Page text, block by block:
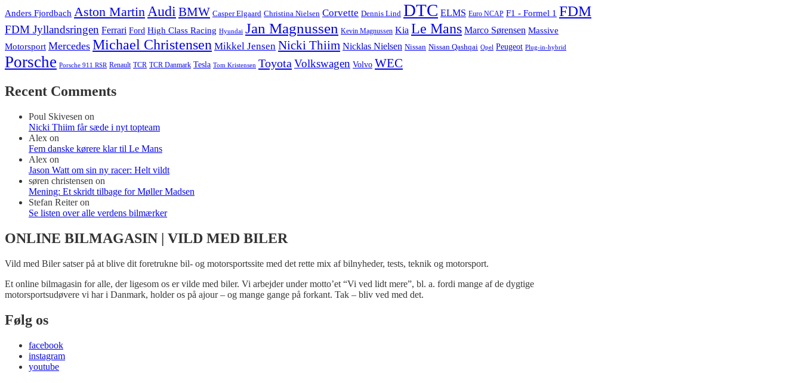
Anders Fjordbach Aston Martin Audi BMW Casper Elgaard Christina Nielsen Corvette Dennis Lind DTC ELMS Euro NCAP F1 - Formel 1 FDM
FDM Jyllandsringen Ferrari Ford High Class Racing Hyundai Jan Magnussen Kevin Magnussen Kia Le Mans Marco Sørensen Massive
Motorsport Mercedes Michael Christensen Mikkel Jensen Nicki Thiim Nicklas Nielsen Nissan Nissan Qashqai Opel Peugeot Plug-in-hybrid
Porsche Porsche 911 RSR Renault TCR TCR Danmark Tesla Tom Kristensen Toyota Volkswagen Volvo WEC
Recent Comments
Poul Skivesen on
Nicki Thiim får sæde i nyt topteam
Alex on
Fem danske kørere klar til Le Mans
Alex on
Jason Watt om sin ny racer: Helt vildt
søren christensen on
Mening: Et skridt tilbage for Møller Madsen
Stefan Reiteron
Se listen over alle verdens bilmærker
ONLINE BILMAGASIN | VILD MED BILER
Vild med Biler satser på at blive dit foretrukne bil- og motorsportssite med det rette mix af bilnyheder, tests, teknik og motorsport.
Et online bilmagasin for alle, der ligesom os er vilde med biler. Vi arbejder under motto’et “Vi ved lidt mere”, bl. a. fordi mange af de dygtige
motorsportsudøvere vi har i Danmark, holder os på ajour – og mange gange på forkant. Tak – bliv ved med det.
Følg os
facebook
instagram
youtube